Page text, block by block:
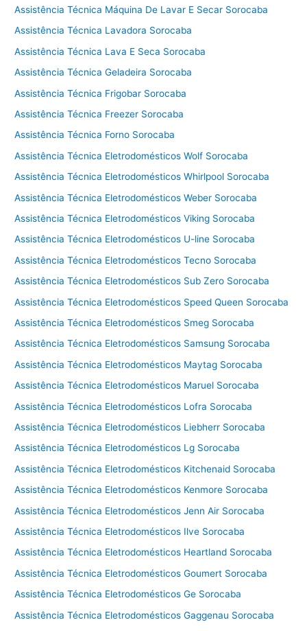
n
a
S
s
u
g
C
o
i
a
Assistência Técnica Máquina De Lavar E Secar Sorocaba
Assistência Técnica Lavadora Sorocaba
Assistência Técnica Lava E Seca Sorocaba
Assistência Técnica Geladeira Sorocaba
Assistência Técnica Frigobar Sorocaba
Assistência Técnica Freezer Sorocaba
Assistência Técnica Forno Sorocaba
Assistência Técnica Eletrodomésticos Wolf Sorocaba
Assistência Técnica Eletrodomésticos Whirlpool Sorocaba
Assistência Técnica Eletrodomésticos Weber Sorocaba
Assistência Técnica Eletrodomésticos Viking Sorocaba
Assistência Técnica Eletrodomésticos U-line Sorocaba
Assistência Técnica Eletrodomésticos Tecno Sorocaba
Assistência Técnica Eletrodomésticos Sub Zero Sorocaba
Assistência Técnica Eletrodomésticos Speed Queen Sorocaba
Assistência Técnica Eletrodomésticos Smeg Sorocaba
Assistência Técnica Eletrodomésticos Samsung Sorocaba
Assistência Técnica Eletrodomésticos Maytag Sorocaba
Assistência Técnica Eletrodomésticos Maruel Sorocaba
Assistência Técnica Eletrodomésticos Lofra Sorocaba
Assistência Técnica Eletrodomésticos Liebherr Sorocaba
Assistência Técnica Eletrodomésticos Lg Sorocaba
Assistência Técnica Eletrodomésticos Kitchenaid Sorocaba
Assistência Técnica Eletrodomésticos Kenmore Sorocaba
Assistência Técnica Eletrodomésticos Jenn Air Sorocaba
Assistência Técnica Eletrodomésticos Ilve Sorocaba
Assistência Técnica Eletrodomésticos Heartland Sorocaba
Assistência Técnica Eletrodomésticos Goumert Sorocaba
Assistência Técnica Eletrodomésticos Ge Sorocaba
Assistência Técnica Eletrodomésticos Gaggenau Sorocaba